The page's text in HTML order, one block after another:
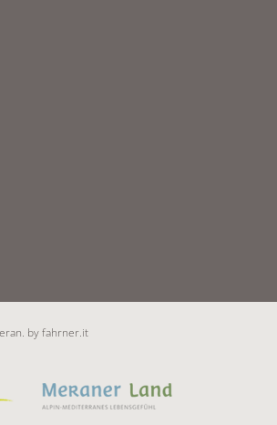
by fahrner.it